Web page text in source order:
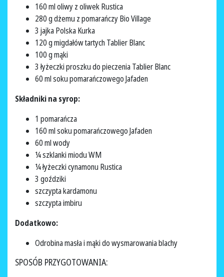
160 ml oliwy z oliwek Rustica
280 g dżemu z pomarańczy Bio Village
3 jajka Polska Kurka
120 g migdałów tartych Tablier Blanc
100 g mąki
3 łyżeczki proszku do pieczenia Tablier Blanc
60 ml soku pomarańczowego Jafaden
Składniki na syrop:
1 pomarańcza
160 ml soku pomarańczowego Jafaden
60 ml wody
¼ szklanki miodu WM
¼ łyżeczki cynamonu Rustica
3 goździki
szczypta kardamonu
szczypta imbiru
Dodatkowo:
Odrobina masła i mąki do wysmarowania blachy
SPOSÓB PRZYGOTOWANIA: